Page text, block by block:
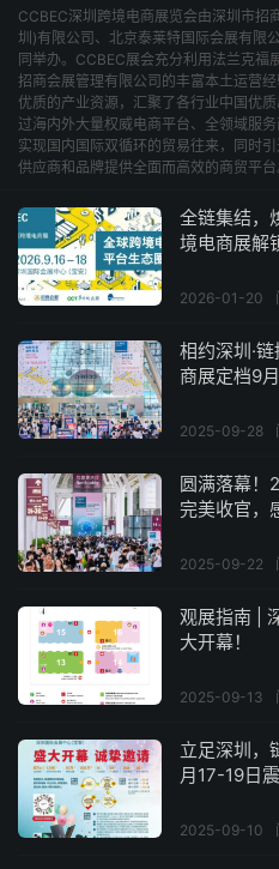
CCBEC深圳跨境电商展览会由深圳市招
圳)有限公司、北京泰莱特国际会展有限
同举办。CCBEC展会充分利用法兰克福
招商会展管理有限公司的丰富本土运营
优质的产业资源，汇聚了各行业中国优
过海内外大量权威电商平台、全领域服
实现国内国际双循环的贸易往来，同时
供应商和品牌提供全面而高效的商贸平台
全链集结，
境电商展解
2026-01-20
相约深圳·
商展定档9
2025-09-28
圆满落幕！
完美收官，
2025-09-22
观展指南 |
大开幕！
2025-09-13
立足深圳，
月17-19日
2025-09-10